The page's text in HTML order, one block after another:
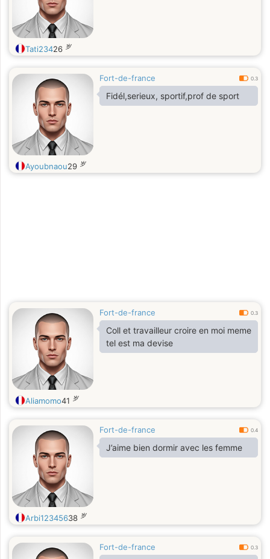
Tati23426 岁
Fort-de-france 0.3
Fidél,serieux, sportif,prof de sport
Ayoubnaou29 岁
Fort-de-france 0.3
Coll et travailleur croire en moi meme
tel est ma devise
Aliamomo41 岁
Fort-de-france 0.4
J’aime bien dormir avec les femme
Arbi12345638 岁
Fort-de-france 0.3